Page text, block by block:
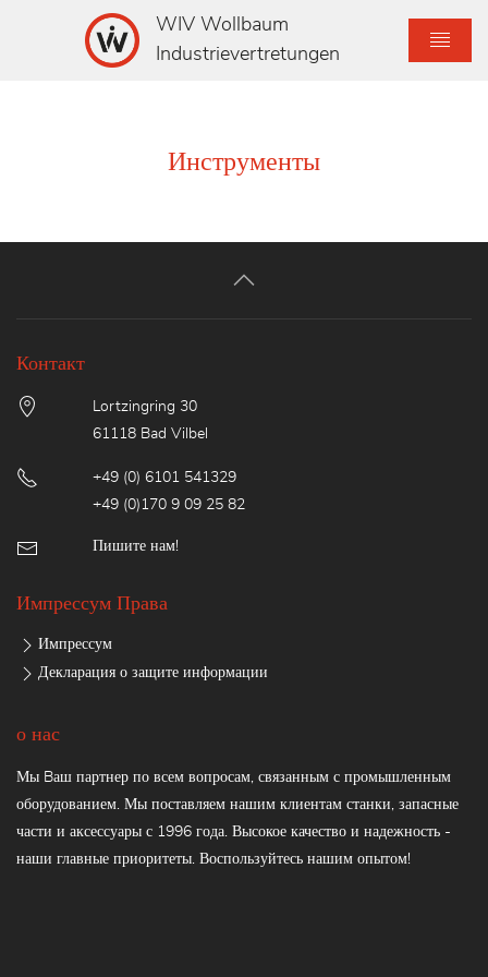
WIV Wollbaum
Industrievertretungen
Инструменты
Контакт
Lortzingring 30
61118 Bad Vilbel
+49 (0) 6101 541329
+49 (0)170 9 09 25 82
Пишите нам!
Импрессум Права
Импрессум
Декларация о защите информации
о нас
Мы Bаш партнер по всем вопросам, связанным с промышленным
оборудованием. Мы поставляем нашим клиентам станки, запасные
части и аксессуары с 1996 года. Высокое качество и надежность -
наши главные приоритеты. Воспользуйтесь нашим опытом!